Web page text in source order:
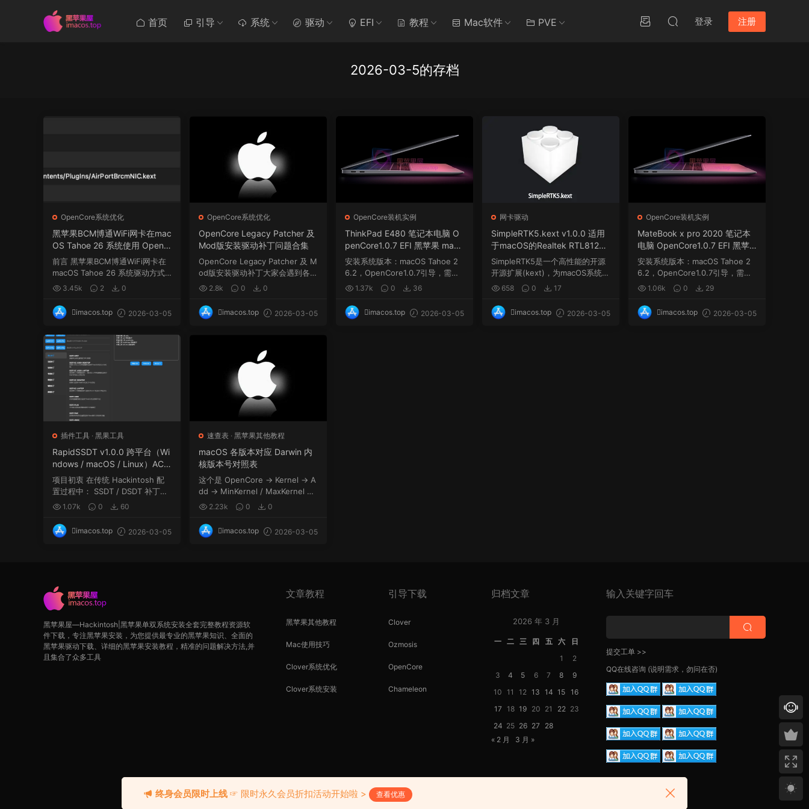
首页 引导 系统 驱动 EFI 教程 Mac软件 PVE 登录 注册
2026-03-5的存档
OpenCore系统优化
黑苹果BCM博通WiFi网卡在mac
OS Tahoe 26 系统使用 OpenC
ore Legacy Patcher Mod版安
装驱动补丁
前言 黑苹果BCM博通WiFi网卡在
macOS Tahoe 26 系统驱动方式
和macOS Sequoia差不多...
3.45k 2 0
imacos.top 2026-03-05
OpenCore系统优化
OpenCore Legacy Patcher 及
Mod版安装驱动补丁问题合集
OpenCore Legacy Patcher 及 M
od版安装驱动补丁大家会遇到各种
问题，这里收集整理...
2.8k 0 0
imacos.top 2026-03-05
OpenCore装机实例
ThinkPad E480 笔记本电脑 O
penCore1.0.7 EFI 黑苹果 mac
OS Hackintosh
安装系统版本：macOS Tahoe 2
6.2，OpenCore1.0.7引导，需要
自己更新三码。 硬件...
1.37k 0 36
imacos.top 2026-03-05
网卡驱动
SimpleRTK5.kext v1.0.0 适用
于macOS的Realtek RTL8125/
8126 2.5/5GbE中断驱动
SimpleRTK5是一个高性能的开源
开源扩展(kext)，为macOS系统提
供...658 0 17
imacos.top 2026-03-05
OpenCore装机实例
MateBook x pro 2020 笔记本
电脑 OpenCore1.0.7 EFI 黑苹
果 macOS Hackintosh
安装系统版本：macOS Tahoe 2
6.2，OpenCore1.0.7引导，需要
自己更新三码。 目标...
1.06k 0 29
imacos.top 2026-03-05
插件工具 · 黑果工具
RapidSSDT v1.0.0 跨平台（Wi
ndows / macOS / Linux）ACPI
工具，简化Hackintosh环境下S
SDT的生成与定制。
项目初衷 在传统 Hackintosh 配
置过程中： SSDT / DSDT 补丁编
写门槛...
1.07k 0 60
imacos.top 2026-03-05
速查表 · 黑苹果其他教程
macOS 各版本对应 Darwin 内
核版本号对照表
这个是 OpenCore → Kernel → A
dd → MinKernel / MaxKernel 的
核心知识点。 macOS ...
2.23k 0 0
imacos.top 2026-03-05
黑苹果屋—Hackintosh|黑苹果单双系统安装全套完整教程资源软
件下载，专注黑苹果安装，为您提供最专业的黑苹果知识、全面的
黑苹果驱动下载、详细的黑苹果安装教程，精准的问题解决方法,并
且集合了众多工具
文章教程
黑苹果其他教程
Mac使用技巧
Clover系统优化
Clover系统安装
引导下载
Clover
Ozmosis
OpenCore
Chameleon
归档文章
2026 年 3 月
一 二 三 四 五 六
日
1
2
3
4 5 6 7 8
9
10
11 12 13 14 15
16
17
18 19 20 21 22 23
24 25 26 27
28
« 2 月
3 月 »
输入关键字回车
提交工单 >>
QQ在线咨询 (说明需求，勿问在否)
Copyright © 2018-2026 黑苹果屋
终身会员限时上线 ☞ 限时永久会员折扣活动开始啦 > 查看优惠